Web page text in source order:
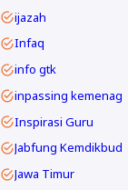
ijazah
Infaq
info gtk
inpassing kemenag
Inspirasi Guru
Jabfung Kemdikbud
Jawa Timur